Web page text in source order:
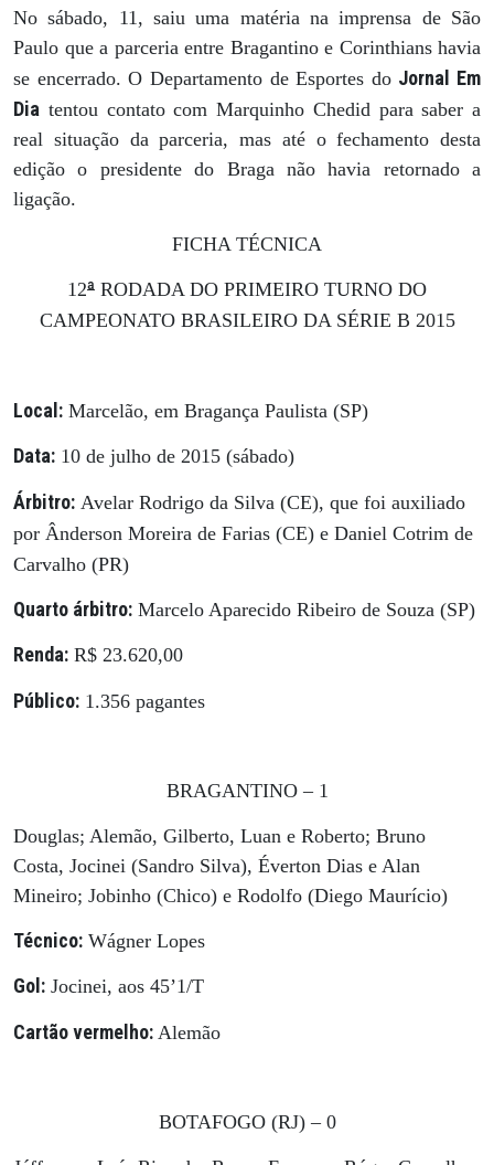
No sábado, 11, saiu uma matéria na imprensa de São
Paulo que a parceria entre Bragantino e Corinthians havia
se encerrado. O Departamento de Esportes do Jornal Em
Dia tentou contato com Marquinho Chedid para saber a
real situação da parceria, mas até o fechamento desta
edição o presidente do Braga não havia retornado a
ligação.
FICHA TÉCNICA
12ª RODADA DO PRIMEIRO TURNO DO
CAMPEONATO BRASILEIRO DA SÉRIE B 2015
Local: Marcelão, em Bragança Paulista (SP)
Data: 10 de julho de 2015 (sábado)
Árbitro: Avelar Rodrigo da Silva (CE), que foi auxiliado
por Ânderson Moreira de Farias (CE) e Daniel Cotrim de
Carvalho (PR)
Quarto árbitro: Marcelo Aparecido Ribeiro de Souza (SP)
Renda: R$ 23.620,00
Público: 1.356 pagantes
BRAGANTINO – 1
Douglas; Alemão, Gilberto, Luan e Roberto; Bruno
Costa, Jocinei (Sandro Silva), Éverton Dias e Alan
Mineiro; Jobinho (Chico) e Rodolfo (Diego Maurício)
Técnico: Wágner Lopes
Gol: Jocinei, aos 45’1/T
Cartão vermelho: Alemão
BOTAFOGO (RJ) – 0